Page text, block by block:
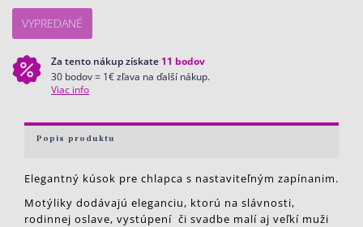
VYPREDANÉ
Za tento nákup získate 11 bodov
30 bodov = 1€ zľava na ďalší nákup.
Viac info
Popis produktu
Elegantný kúsok pre chlapca s nastaviteľným zapínanim.
Motýliky dodávajú eleganciu, ktorú na slávnosti,
rodinnej oslave, vystúpení či svadbe malí aj veľkí muži